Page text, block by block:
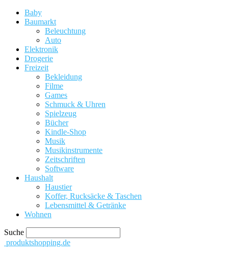
Baby
Baumarkt
Beleuchtung
Auto
Elektronik
Drogerie
Freizeit
Bekleidung
Filme
Games
Schmuck & Uhren
Spielzeug
Bücher
Kindle-Shop
Musik
Musikinstrumente
Zeitschriften
Software
Haushalt
Haustier
Koffer, Rucksäcke & Taschen
Lebensmittel & Getränke
Wohnen
Suche
produktshopping.de